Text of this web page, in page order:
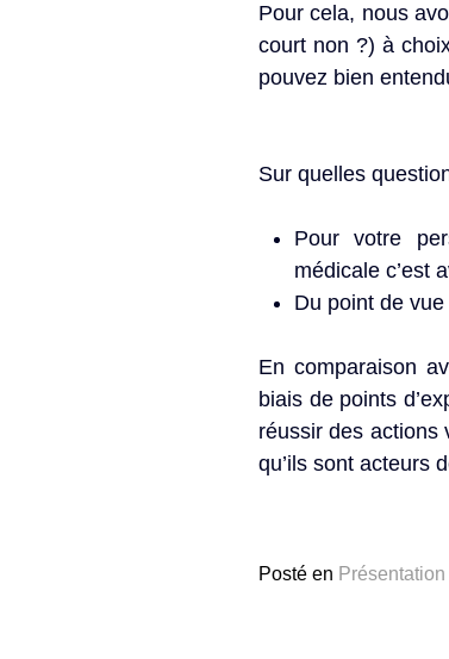
Pour cela, nous
court non ?) à
pouvez bien
Sur quelles
Pour votre
médicale c’est
Du point de
En comparaison
biais de points
réussir des actions
qu’ils sont acteurs
Posté en